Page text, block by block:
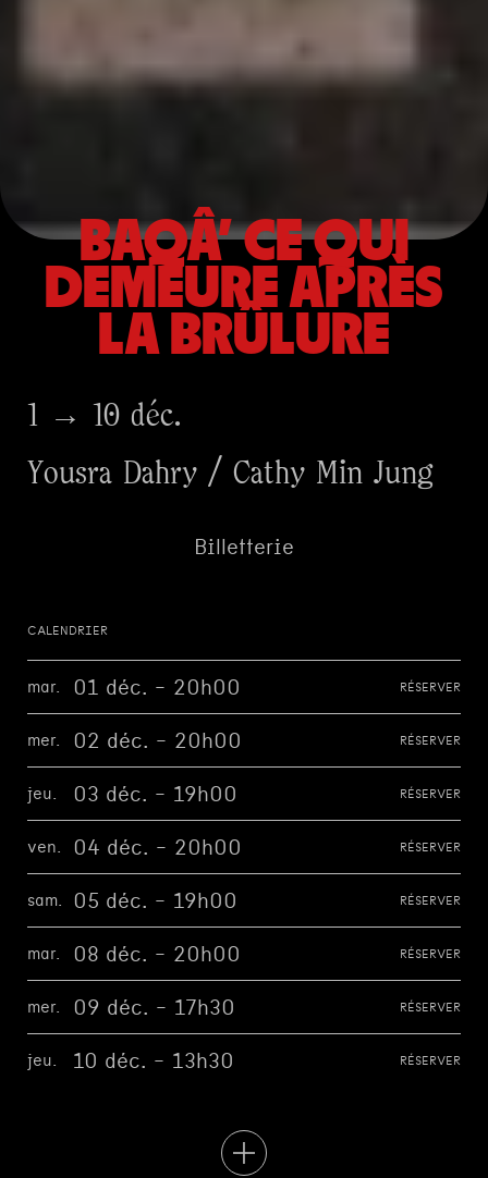
BAQÂ’ CE QUI
DEMEURE APRÈS
LA BRÛLURE
1 → 10 déc.
Yousra Dahry / Cathy Min Jung
Billetterie
CALENDRIER
mar. 01 déc. - 20h00 RÉSERVER
mer. 02 déc. - 20h00 RÉSERVER
jeu. 03 déc. - 19h00 RÉSERVER
ven. 04 déc. - 20h00 RÉSERVER
sam. 05 déc. - 19h00 RÉSERVER
mar. 08 déc. - 20h00 RÉSERVER
mer. 09 déc. - 17h30 RÉSERVER
jeu. 10 déc. - 13h30 RÉSERVER